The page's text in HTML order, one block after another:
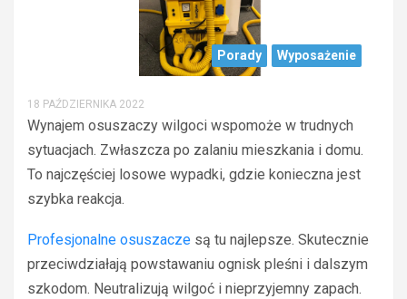
Porady Wyposażenie
18 PAŹDZIERNIKA 2022
Wynajem osuszaczy wilgoci wspomoże w trudnych
sytuacjach. Zwłaszcza po zalaniu mieszkania i domu.
To najczęściej losowe wypadki, gdzie konieczna jest
szybka reakcja.
Profesjonalne osuszacze są tu najlepsze. Skutecznie
przeciwdziałają powstawaniu ognisk pleśni i dalszym
szkodom. Neutralizują wilgoć i nieprzyjemny zapach.